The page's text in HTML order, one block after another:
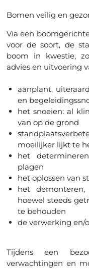
Bomen veilig en
Via een
voor de soort, de
boom in kwestie,
advies en uitvoering
aanplant,
en
het snoeien: al
van op de grond
moeilijker lijkt te
het
plagen
het oplossen van
het
hoewel steeds
te behouden
de verwerking en/
Tijdens een
verwachtingen en